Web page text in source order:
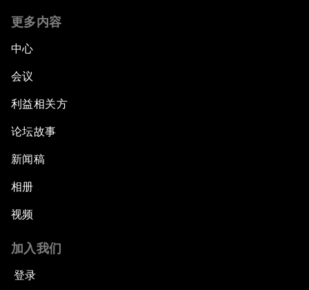
更多内容
中心
会议
利益相关方
论坛故事
新闻稿
相册
视频
加入我们
登录